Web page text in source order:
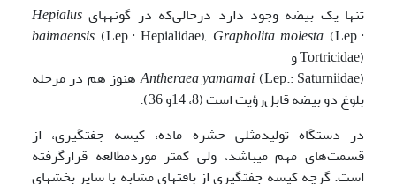
تنها یک بیضه وجود دارد درحالی‌که در گونه­های Hepialus
baimaensis (Lep.: Hepialidae), Grapholita molesta (Lep.:
Tortricidae) و
(Lep.: Saturniidae)
Antheraea yamamaiهنوز هم در مرحله
بلوغ دو بیضه قابل‌رؤیت است (8، 14و 36).
در دستگاه تولیدمثلی حشره ماده، کیسه جفت­گیری، از
قسمت‌های مهم می­باشد، ولی کمتر موردمطالعه قرارگرفته
است. گرچه کیسه جفت­گیری از بافت­های مشابه با سایر بخش­های